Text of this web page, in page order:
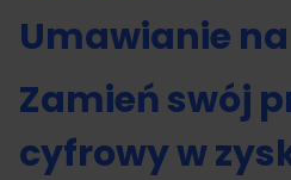
Umawianie
Zamień swój
cyfrowy w